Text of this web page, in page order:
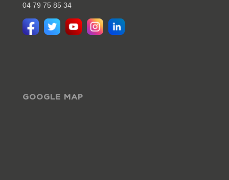
04 79 75 85 34
GOOGLE MAP